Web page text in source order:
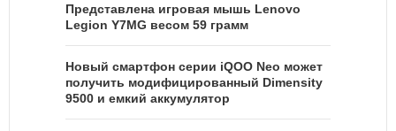
Представлена игровая мышь Lenovo
Legion Y7MG весом 59 грамм
Новый смартфон серии iQOO Neo может
получить модифицированный Dimensity
9500 и емкий аккумулятор